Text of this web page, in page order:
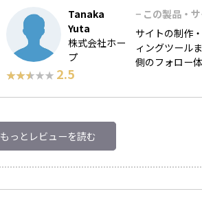
Tanaka
Yuta
株式会社ホー
プ
★★★★★
★★★★★ 2.5
− この製品・
サイトの制作
ィングツール
側のフォロー
もっとレビューを読む